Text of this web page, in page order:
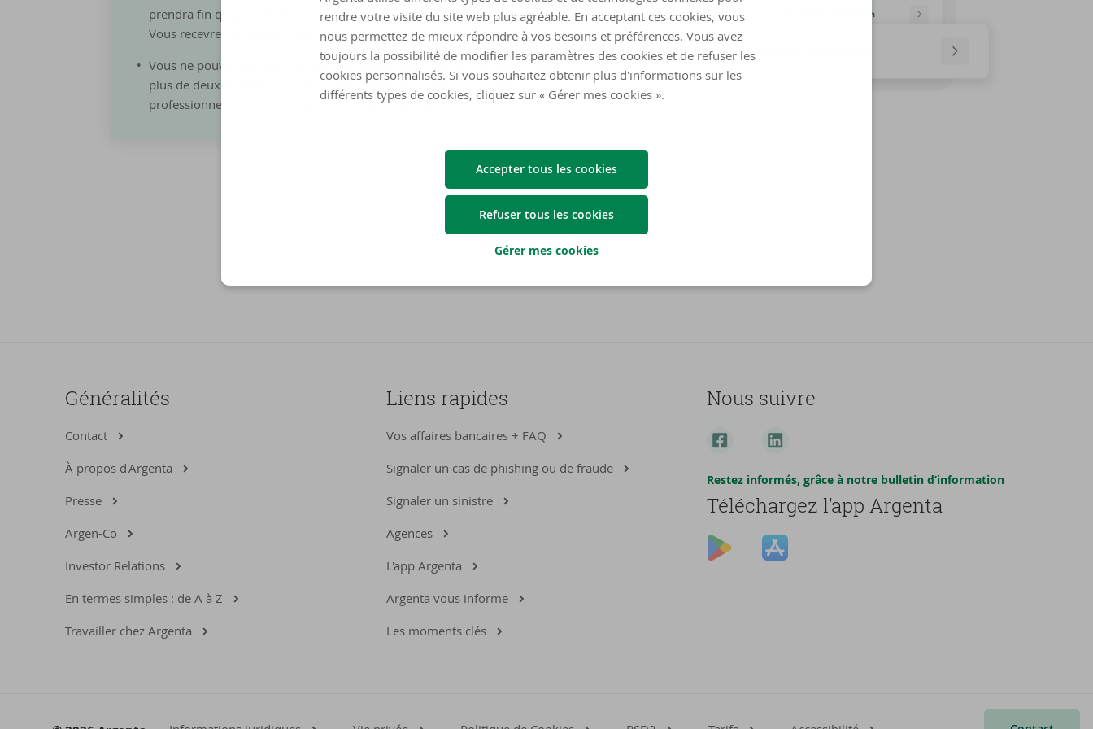
rendre votre visite du site web plus agréable. En acceptant ces cookies, vous
nous permettez de mieux répondre à vos besoins et préférences. Vous avez
toujours la possibilité de modifier les paramètres des cookies et de refuser les
cookies personnalisés. Si vous souhaitez obtenir plus d'informations sur les
différents types de cookies, cliquez sur « Gérer mes cookies ».
Accepter tous les cookies
Refuser tous les cookies
Gérer mes cookies
prendra fin qu'après le dernier décompte mensuel de la carte de crédit.
Vous recevrez ensuite le solde restant.
Vous ne pouvez pas clôturer via l'app Argenta un compte d'épargne ayant
plus de deux titulaires, de votre enfant mineur, destiné à un usage
professionnel ou soumis à des restrictions juridiques.
Généralités
Contact
À propos d'Argenta
Presse
Argen-Co
Investor Relations
En termes simples : de A à Z
Travailler chez Argenta
Liens rapides
Vos affaires bancaires + FAQ
Signaler un cas de phishing ou de fraude
Signaler un sinistre
Agences
L'app Argenta
Argenta vous informe
Les moments clés
Nous suivre
Restez informés, grâce à notre bulletin d’information
Téléchargez l’app Argenta